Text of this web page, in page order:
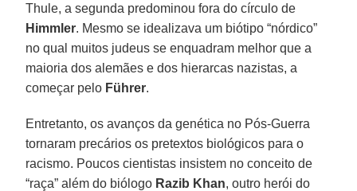
Thule, a segunda predominou fora do círculo de
Himmler. Mesmo se idealizava um biótipo “nórdico”
no qual muitos judeus se enquadram melhor que a
maioria dos alemães e dos hierarcas nazistas, a
começar pelo Führer.
Entretanto, os avanços da genética no Pós-Guerra
tornaram precários os pretextos biológicos para o
racismo. Poucos cientistas insistem no conceito de
“raça” além do biólogo Razib Khan, outro herói do